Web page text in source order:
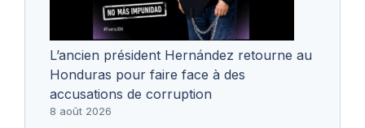
L’ancien président Hernández retourne au
Honduras pour faire face à des
accusations de corruption
8 août 2026